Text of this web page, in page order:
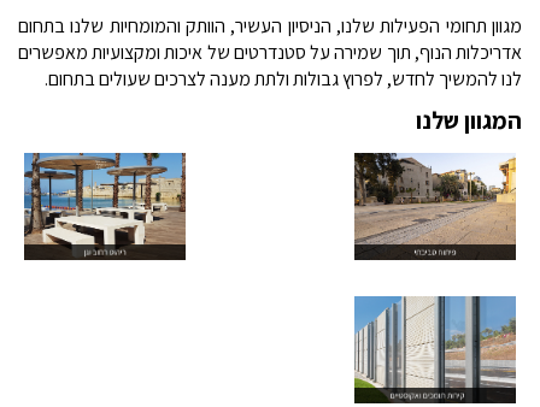
מגוון תחומי הפעילות שלנו, הניסיון העשיר, הוותק והמומחיות שלנו בתחום
אדריכלות הנוף, תוך שמירה על סטנדרטים של איכות ומקצועיות מאפשרים
לנו להמשיך לחדש, לפרוץ גבולות ולתת מענה לצרכים שעולים בתחום.
המגוון שלנו